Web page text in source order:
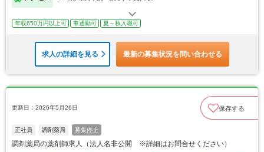
年収650万円以上可 車通勤可 夏～秋入職可
求人の詳細を見る 最新の募集状況を問い合わせる
更新日：2026年5月26日 保存する
正社員 調剤薬局 募集停止
調剤薬局の薬剤師求人（法人名非公開 ※詳細はお問合せください）